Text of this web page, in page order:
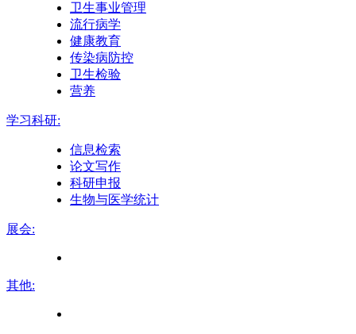
卫生事业管理
流行病学
健康教育
传染病防控
卫生检验
营养
学习科研:
信息检索
论文写作
科研申报
生物与医学统计
展会:
其他: